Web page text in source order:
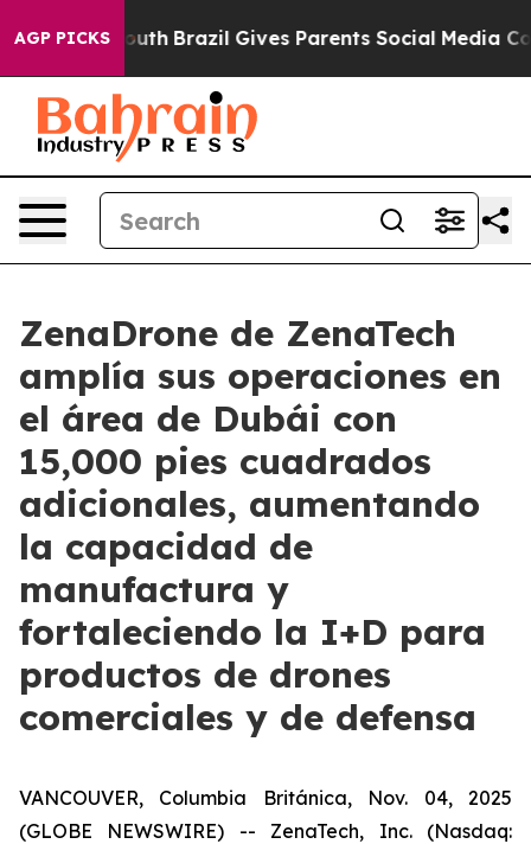
AGP PICKS
to Youth Brazil Gives Parents Social Media
ZenaDrone de ZenaTech
amplía sus operaciones en
el área de Dubái con
15,000 pies cuadrados
adicionales, aumentando
la capacidad de
manufactura y
fortaleciendo la I+D para
productos de drones
comerciales y de defensa
VANCOUVER, Columbia Británica, Nov. 04, 2025
(GLOBE NEWSWIRE) -- ZenaTech, Inc. (Nasdaq: